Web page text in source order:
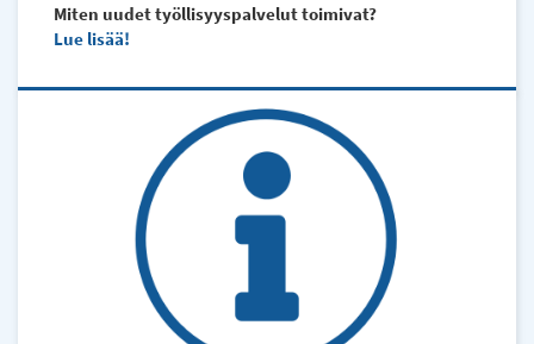
Miten uudet työllisyyspalvelut toimivat?
Lue lisää